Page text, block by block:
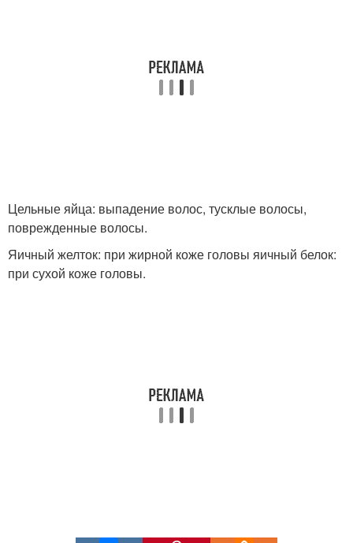
Цельные яйца: выпадение волос, тусклые волосы,
поврежденные волосы.
Яичный желток: при жирной коже головы яичный белок:
при сухой коже головы.